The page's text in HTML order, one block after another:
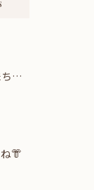
は〜い😍可愛い姉妹ちゃん👭
👘